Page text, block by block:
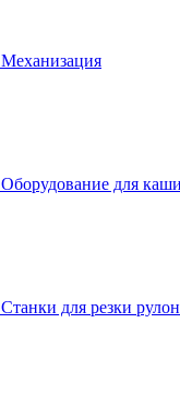
Механизация
Оборудование для
Станки для резки